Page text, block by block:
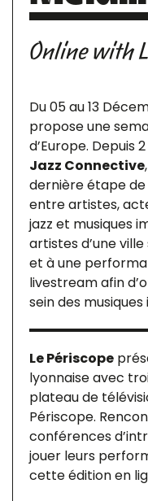
Online with
Du 05 au 13
propose une
d’Europe. Depuis
Jazz Connective
dernière étape
entre artistes,
jazz et musiques
artistes d’une
et à une
livestream afin
sein des
Le Périscope
lyonnaise avec
plateau de
Périscope.
conférences
jouer leurs
cette édition en